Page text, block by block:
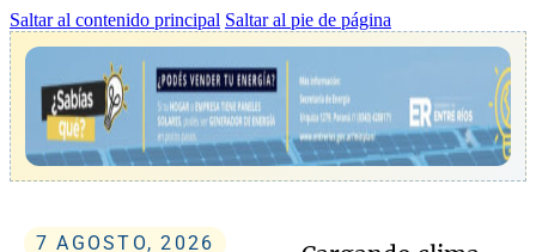
Saltar al contenido principal Saltar al pie de página
7 AGOSTO, 2026